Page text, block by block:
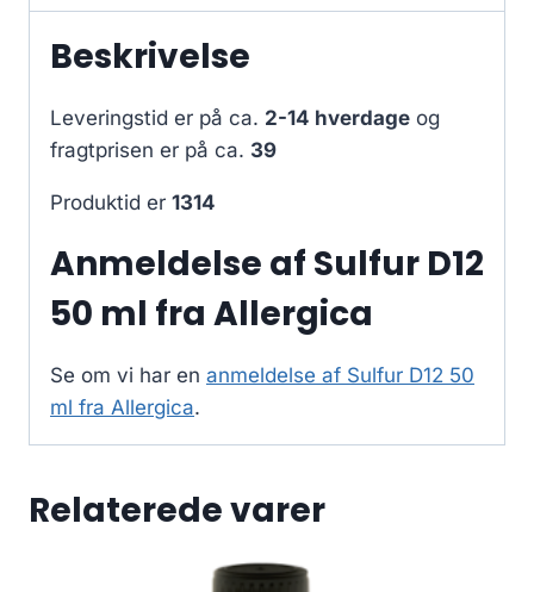
Beskrivelse
Leveringstid er på ca. 2-14 hverdage og
fragtprisen er på ca. 39
Produktid er 1314
Anmeldelse af Sulfur D12
50 ml fra Allergica
Se om vi har en anmeldelse af Sulfur D12 50
ml fra Allergica.
Relaterede varer